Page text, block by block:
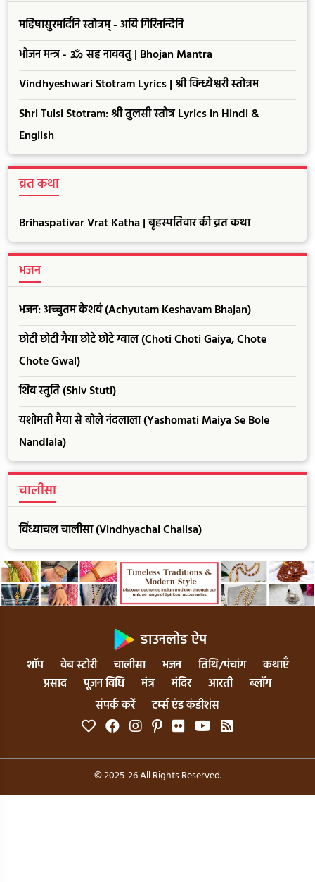
महिषासुरमर्दिनि स्तोत्रम् - अयि गिरिनन्दिनि
भोजन मन्त्र - ॐ सह नाववतु | Bhojan Mantra
Vindhyeshwari Stotram Lyrics | श्री विन्ध्येश्वरी स्तोत्रम
Shri Tulsi Stotram: श्री तुलसी स्तोत्र Lyrics in Hindi &
English
व्रत कथा
Brihaspativar Vrat Katha | बृहस्पतिवार की व्रत कथा
भजन
भजन: अच्चुतम केशवं (Achyutam Keshavam Bhajan)
छोटी छोटी गैया छोटे छोटे ग्वाल (Choti Choti Gaiya, Chote
Chote Gwal)
शिव स्तुति (Shiv Stuti)
यशोमती मैया से बोले नंदलाला (Yashomati Maiya Se Bole
Nandlala)
चालीसा
विंध्याचल चालीसा (Vindhyachal Chalisa)
डाउनलोड ऐप
शॉप वेब स्टोरी चालीसा भजन तिथि/पंचांग
कथाएँ
प्रसाद
पूजन विधि मंत्र मंदिर आरती
ब्लॉग
संपर्क करें
टर्म्स एंड कंडीशंस
© 2025-26 All Rights Reserved.